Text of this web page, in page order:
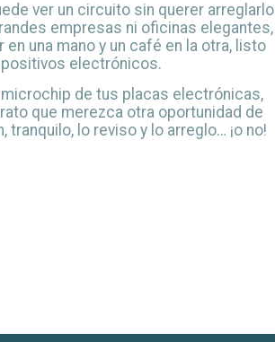
ver un circuito sin querer arreglarlo
empresas ni oficinas elegantes,
una mano y un café en la otra, listo
electrónicos.
de tus placas electrónicas,
que merezca otra oportunidad de
lo reviso y lo arreglo… ¡o no!